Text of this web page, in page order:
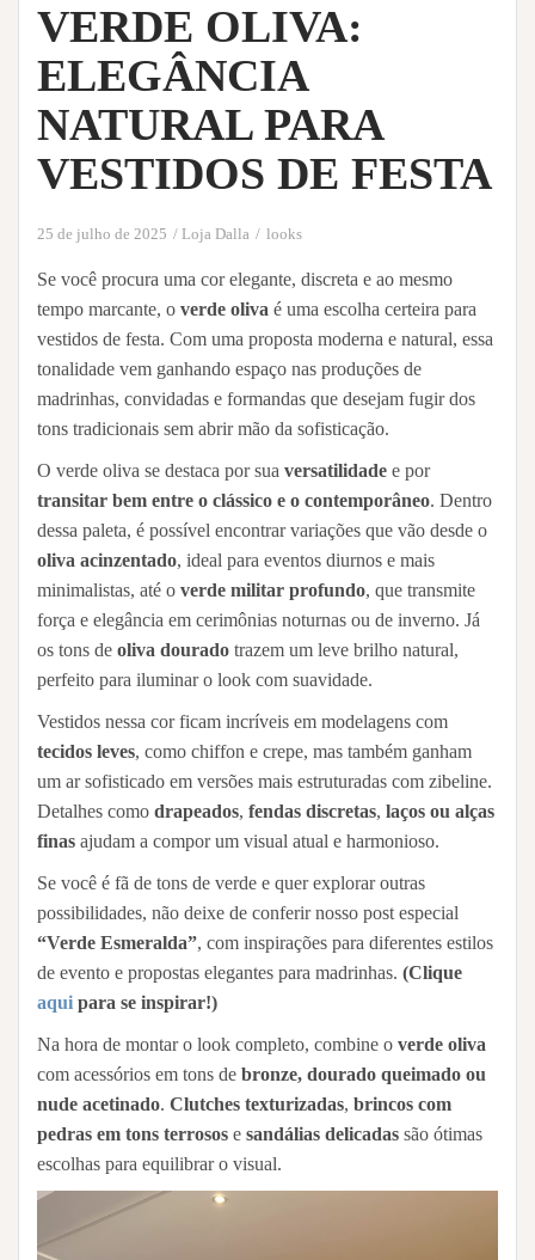
VERDE OLIVA:
ELEGÂNCIA
NATURAL PARA
VESTIDOS DE FESTA
25 de julho de 2025 Loja Dalla looks
Se você procura uma cor elegante, discreta e ao mesmo
tempo marcante, o verde oliva é uma escolha certeira para
vestidos de festa. Com uma proposta moderna e natural, essa
tonalidade vem ganhando espaço nas produções de
madrinhas, convidadas e formandas que desejam fugir dos
tons tradicionais sem abrir mão da sofisticação.
O verde oliva se destaca por sua versatilidade e por
transitar bem entre o clássico e o contemporâneo. Dentro
dessa paleta, é possível encontrar variações que vão desde o
oliva acinzentado, ideal para eventos diurnos e mais
minimalistas, até o verde militar profundo, que transmite
força e elegância em cerimônias noturnas ou de inverno. Já
os tons de oliva dourado trazem um leve brilho natural,
perfeito para iluminar o look com suavidade.
Vestidos nessa cor ficam incríveis em modelagens com
tecidos leves, como chiffon e crepe, mas também ganham
um ar sofisticado em versões mais estruturadas com zibeline.
Detalhes como drapeados, fendas discretas, laços ou alças
finas ajudam a compor um visual atual e harmonioso.
Se você é fã de tons de verde e quer explorar outras
possibilidades, não deixe de conferir nosso post especial
“Verde Esmeralda”, com inspirações para diferentes estilos
de evento e propostas elegantes para madrinhas. (Clique
aqui para se inspirar!)
Na hora de montar o look completo, combine o verde oliva
com acessórios em tons de bronze, dourado queimado ou
nude acetinado. Clutches texturizadas, brincos com
pedras em tons terrosos e sandálias delicadas são ótimas
escolhas para equilibrar o visual.